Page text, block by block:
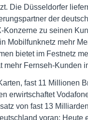
Die Düsseldorfer
der
Konzerne zu seinen
Mobilfunknetz mehr
bietet im Festnetz
mehr Fernseh-Kunden
fast 11 Millionen
erwirtschaftet
von fast 13
voran: